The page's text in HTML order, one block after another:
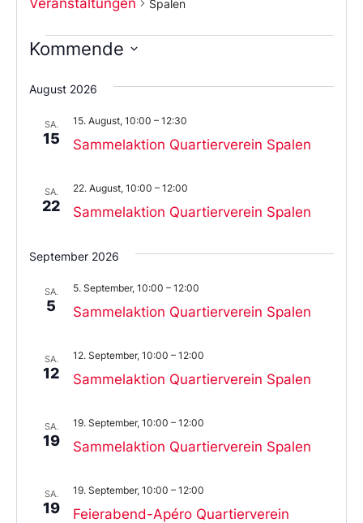
Spalen
Kommende
Sie
das
aus.
August 2026
SA.
15 Sammelaktion Quartierverein Spalen
15. August, 10:00 – 12:30
SA.
22 Sammelaktion Quartierverein Spalen
22. August, 10:00 – 12:00
September 2026
SA.
5 Sammelaktion Quartierverein Spalen
5. September, 10:00 – 12:00
SA.
12 Sammelaktion Quartierverein Spalen
12. September, 10:00 – 12:00
SA.
19 Sammelaktion Quartierverein Spalen
19. September, 10:00 – 12:00
SA.
19
Feierabend-Apéro Quartierverein
19. September, 10:00 – 12:00